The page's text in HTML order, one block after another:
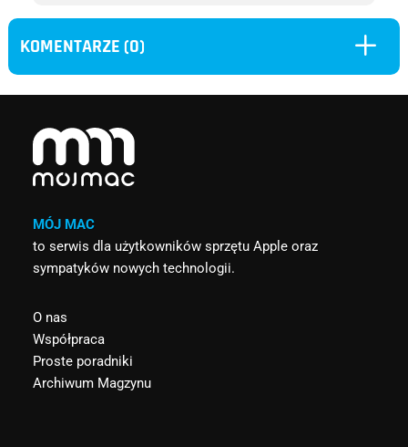
KOMENTARZE (0) L
MÓJ MAC
to serwis dla użytkowników sprzętu Apple oraz
sympatyków nowych technologii.
O nas
Współpraca
Proste poradniki
Archiwum Magzynu